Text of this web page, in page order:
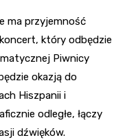
ma przyjemność
który odbędzie
Piwnicy
okazją do
Hiszpanii i
odległe, łączy
dźwięków.